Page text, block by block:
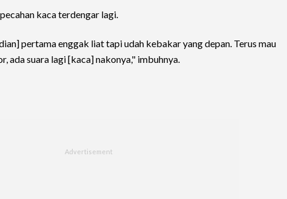
kaca terdengar lagi.
pertama enggak liat tapi udah kebakar yang depan. Terus mau
ada suara lagi [kaca] nakonya," imbuhnya.